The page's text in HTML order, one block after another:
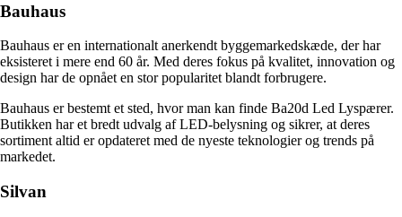
Bauhaus
Bauhaus er en internationalt anerkendt byggemarkedskæde, der har
eksisteret i mere end 60 år. Med deres fokus på kvalitet, innovation og
design har de opnået en stor popularitet blandt forbrugere.
Bauhaus er bestemt et sted, hvor man kan finde Ba20d Led Lyspærer.
Butikken har et bredt udvalg af LED-belysning og sikrer, at deres
sortiment altid er opdateret med de nyeste teknologier og trends på
markedet.
Silvan